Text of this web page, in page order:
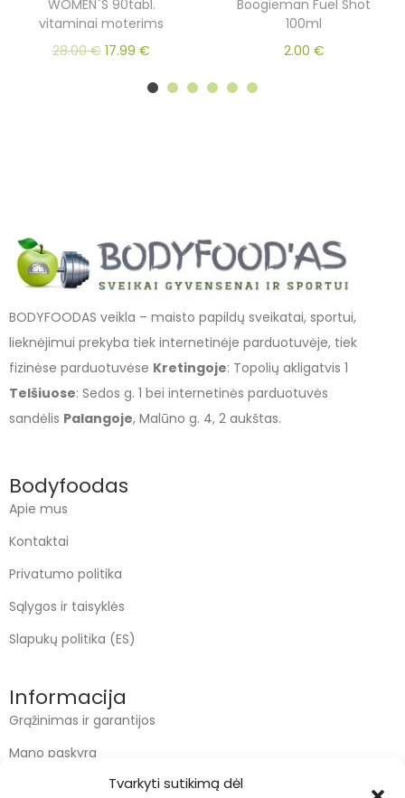
Tvarkyti sutikimą dėl
WOMEN`S 90tabl.
vitaminai moterims
28.00€ 17.99 €
Boogieman Fuel Shot
100ml
2.00 €
BODYFOODAS veikla – maisto papildų sveikatai, sportui,
lieknėjimui prekyba tiek internetinėje parduotuvėje, tiek
fizinėse parduotuvėse Kretingoje: Topolių akligatvis 1
Telšiuose: Sedos g. 1 bei internetinės parduotuvės
sandėlis Palangoje, Malūno g. 4, 2 aukštas.
Bodyfoodas
Apie mus
Kontaktai
Privatumo politika
Sąlygos ir taisyklės
Slapukų politika (ES)
Informacija
Grąžinimas ir garantijos
Mano paskyra